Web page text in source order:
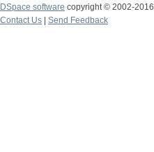
DSpace software copyright © 2002-2016
Contact Us
Send Feedback